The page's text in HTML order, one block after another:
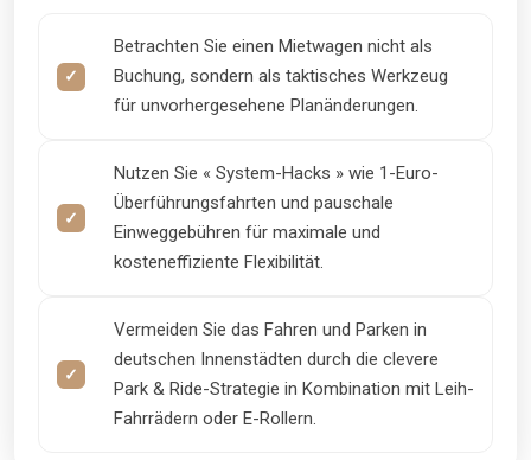
Betrachten Sie einen Mietwagen nicht als
Buchung, sondern als taktisches Werkzeug
für unvorhergesehene Planänderungen.
Nutzen Sie « System-Hacks » wie 1-Euro-
Überführungsfahrten und pauschale
Einweggebühren für maximale und
kosteneffiziente Flexibilität.
Vermeiden Sie das Fahren und Parken in
deutschen Innenstädten durch die clevere
Park & Ride-Strategie in Kombination mit Leih-
Fahrrädern oder E-Rollern.